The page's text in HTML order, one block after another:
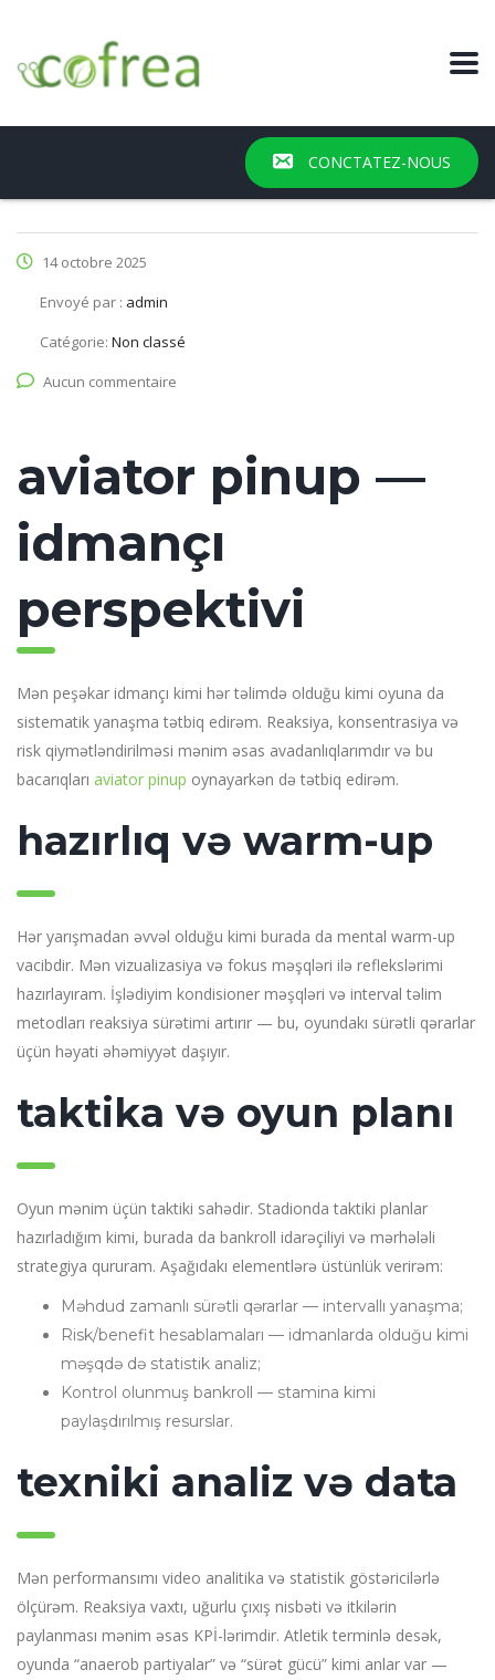
CONCTATEZ-NOUS
14 octobre 2025
Envoyé par : admin
Catégorie: Non classé
Aucun commentaire
aviator pinup —
idmançı
perspektivi
Mən peşəkar idmançı kimi hər təlimdə olduğu kimi oyuna da
sistematik yanaşma tətbiq edirəm. Reaksiya, konsentrasiya və
risk qiymətləndirilməsi mənim əsas avadanlıqlarımdır və bu
bacarıqları aviator pinup oynayarkən də tətbiq edirəm.
hazırlıq və warm-up
Hər yarışmadan əvvəl olduğu kimi burada da mental warm-up
vacibdir. Mən vizualizasiya və fokus məşqləri ilə reflekslərimi
hazırlayıram. İşlədiyim kondisioner məşqləri və interval təlim
metodları reaksiya sürətimi artırır — bu, oyundakı sürətli qərarlar
üçün həyati əhəmiyyət daşıyır.
taktika və oyun planı
Oyun mənim üçün taktiki sahədir. Stadionda taktiki planlar
hazırladığım kimi, burada da bankroll idarəçiliyi və mərhələli
strategiya qururam. Aşağıdakı elementlərə üstünlük verirəm:
Məhdud zamanlı sürətli qərarlar — intervallı yanaşma;
Risk/benefit hesablamaları — idmanlarda olduğu kimi
məşqdə də statistik analiz;
Kontrol olunmuş bankroll — stamina kimi
paylaşdırılmış resurslar.
texniki analiz və data
Mən performansımı video analitika və statistik göstəricilərlə
ölçürəm. Reaksiya vaxtı, uğurlu çıxış nisbəti və itkilərin
paylanması mənim əsas KPİ-lərimdir. Atletik terminlə desək,
oyunda “anaerob partiyalar” və “sürət gücü” kimi anlar var —